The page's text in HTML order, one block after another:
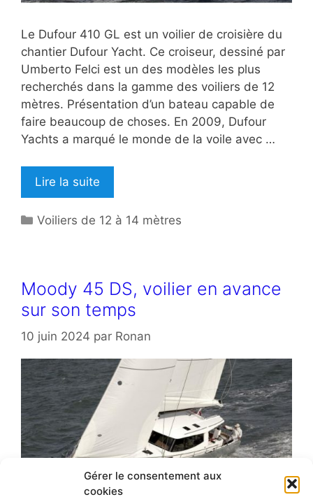
Gérer le consentement aux
cookies
Le Dufour 410 GL est un voilier de croisière du
chantier Dufour Yacht. Ce croiseur, dessiné par
Umberto Felci est un des modèles les plus
recherchés dans la gamme des voiliers de 12
mètres. Présentation d’un bateau capable de
faire beaucoup de choses. En 2009, Dufour
Yachts a marqué le monde de la voile avec …
Lire la suite
Catégories
Voiliers de 12 à 14 mètres
Moody 45 DS, voilier en avance
sur son temps
10 juin 2024 par Ronan